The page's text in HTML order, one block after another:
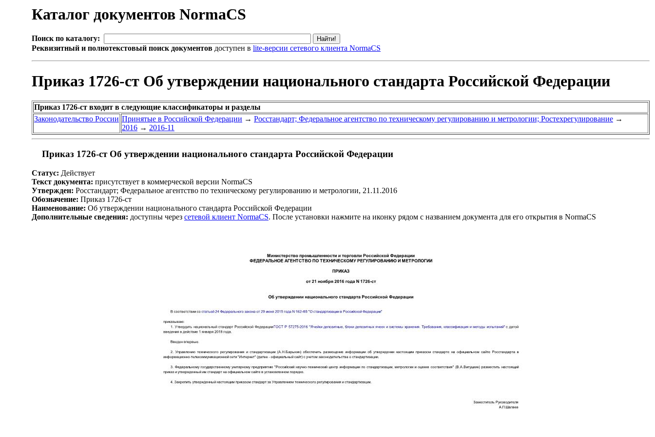
Каталог документов NormaCS
Поиск по каталогу:
Реквизитный и полнотекстовый поиск документов доступен в lite-версии сетевого клиента NormaCS
Приказ 1726-ст Об утверждении национального стандарта Российской Федерации
Приказ 1726-ст входит в следующие классификаторы и разделы
Законодательство России Принятые в Российской Федерации → Росстандарт; Федеральное агентство по техническому регулированию и метрологии; Ростехрегулирование →
2016 → 2016-11
Приказ 1726-ст Об утверждении национального стандарта Российской Федерации
Статус: Действует
Текст документа: присутствует в коммерческой версии NormaCS
Утвержден: Росстандарт; Федеральное агентство по техническому регулированию и метрологии, 21.11.2016
Обозначение: Приказ 1726-ст
Наименование: Об утверждении национального стандарта Российской Федерации
Дополнительные сведения: доступны через сетевой клиент NormaCS. После установки нажмите на иконку рядом с названием документа для его открытия в NormaCS